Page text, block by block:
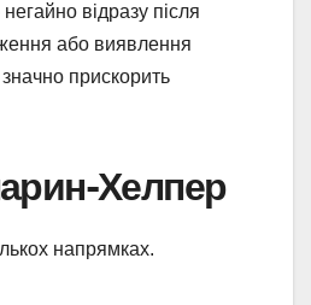
відразу після
або виявлення
прискорить
Хелпер
напрямках.